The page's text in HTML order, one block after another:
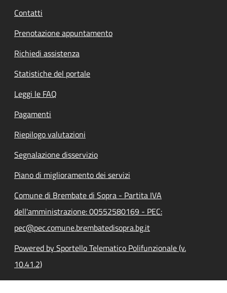
Contatti
Prenotazione appuntamento
Richiedi assistenza
Statistiche del portale
Leggi le FAQ
Pagamenti
Riepilogo valutazioni
Segnalazione disservizio
Piano di miglioramento dei servizi
Comune di Brembate di Sopra - Partita IVA
dell'amministrazione: 00552580169 - PEC:
pec@pec.comune.brembatedisopra.bg.it
Powered by Sportello Telematico Polifunzionale (v.
10.41.2)